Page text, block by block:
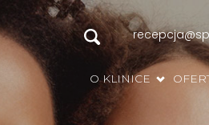
O KLINICE